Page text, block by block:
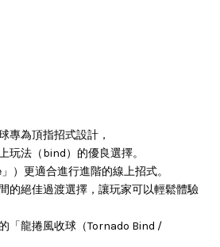
專為頂指招式設計，
玩法（bind）的優良選擇。
）更適合進行進階的線上招式。
的絕佳過渡選擇，讓玩家可以輕鬆體驗
「龍捲風收球（Tornado Bind /